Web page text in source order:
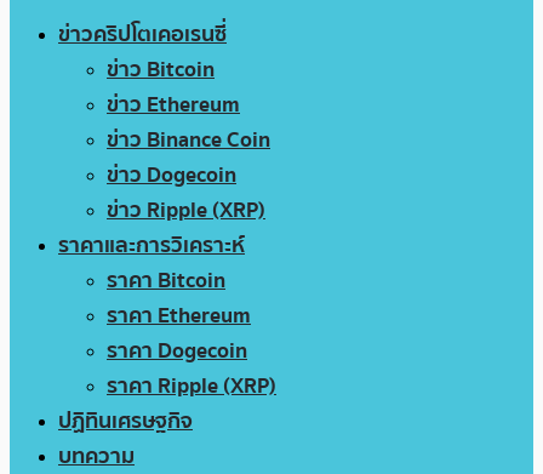
ข่าวคริปโตเคอเรนซี่
ข่าว Bitcoin
ข่าว Ethereum
ข่าว Binance Coin
ข่าว Dogecoin
ข่าว Ripple (XRP)
ราคาและการวิเคราะห์
ราคา Bitcoin
ราคา Ethereum
ราคา Dogecoin
ราคา Ripple (XRP)
ปฏิทินเศรษฐกิจ
บทความ